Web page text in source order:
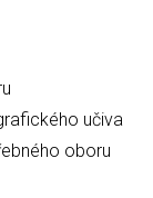
učiva
oboru